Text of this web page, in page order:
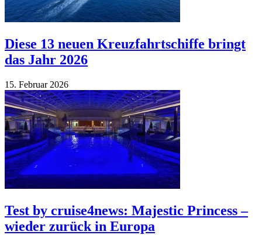
Diese 13 neuen Kreuzfahrtschiffe bringt
das Jahr 2026
15. Fe­bruar 2026
Test by cruise4news: Majestic Princess –
wieder zurück in Europa